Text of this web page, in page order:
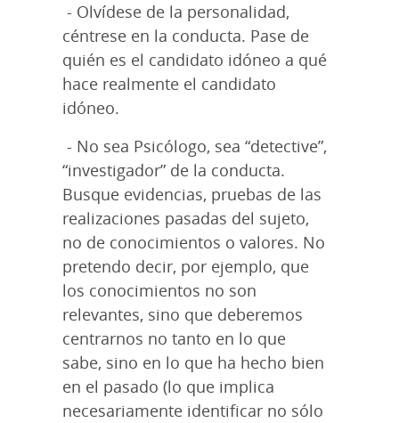
- Olvídese de la personalidad,
céntrese en la conducta. Pase de
quién es el candidato idóneo a qué
hace realmente el candidato
idóneo.
- No sea Psicólogo, sea “detective”,
“investigador” de la conducta.
Busque evidencias, pruebas de las
realizaciones pasadas del sujeto,
no de conocimientos o valores. No
pretendo decir, por ejemplo, que
los conocimientos no son
relevantes, sino que deberemos
centrarnos no tanto en lo que
sabe, sino en lo que ha hecho bien
en el pasado (lo que implica
necesariamente identificar no sólo